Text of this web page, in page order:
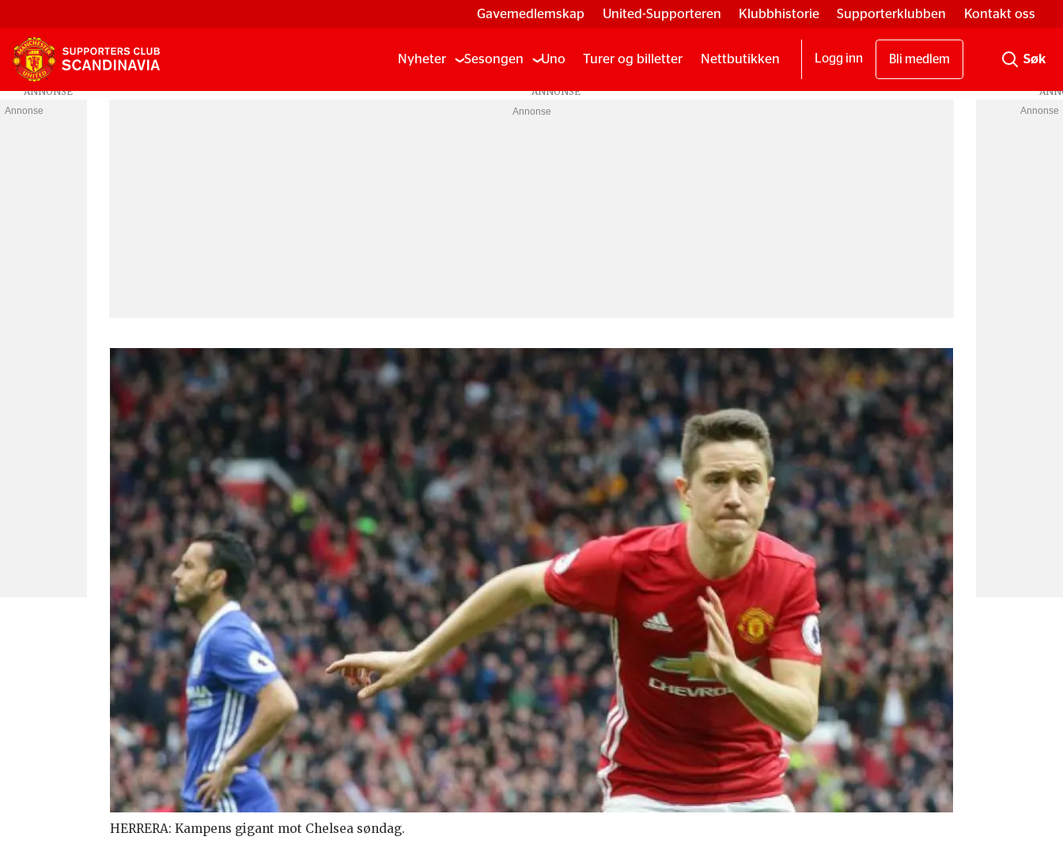
Gavemedlemskap United-Supporteren Klubbhistorie Supporterklubben Kontakt oss
Nyheter Sesongen Uno Turer og billetter Nettbutikken Logg inn Bli medlem
Annonse
HERRERA: Kampens gigant mot Chelsea søndag.
Annonse Annonse